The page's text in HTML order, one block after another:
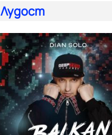
Лудост